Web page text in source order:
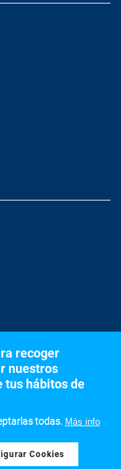
Empresariales
recoger
nuestros
tus hábitos de
todas. Más info